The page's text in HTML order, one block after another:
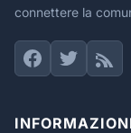
connettere la